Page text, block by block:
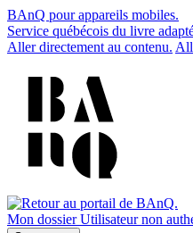
BAnQ pour appareils mobiles.
Service québécois du livre
Aller directement au contenu.
Mon dossier Utilisateur non